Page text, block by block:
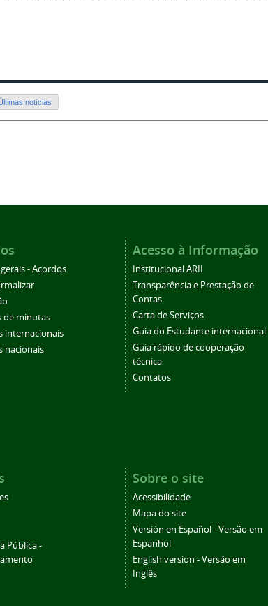
notícias
- Acordos
de minutas
internacionais
nacionais
Acesso à Informação
Institucional ARII
Transparência e Prestação de
Contas
Carta de Serviços
Guia do Estudante internacional
Guia rápido de cooperação
técnica
Contatos
Pública -
Sobre o site
Acessibilidade
Mapa do site
Versión en Español - Versão em
Espanhol
English version - Versão em
Inglês